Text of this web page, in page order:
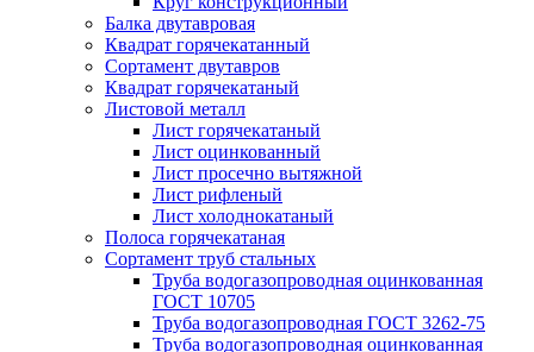
Балка двутавровая
Квадрат горячекатанный
Сортамент двутавров
Квадрат горячекатаный
Листовой металл
Лист горячекатаный
Лист оцинкованный
Лист просечно вытяжной
Лист рифленый
Лист холоднокатаный
Полоса горячекатаная
Сортамент труб стальных
Труба водогазопроводная оцинкованная
ГОСТ 10705
Труба водогазопроводная ГОСТ 3262-75
Труба водогазопроводная оцинкованная